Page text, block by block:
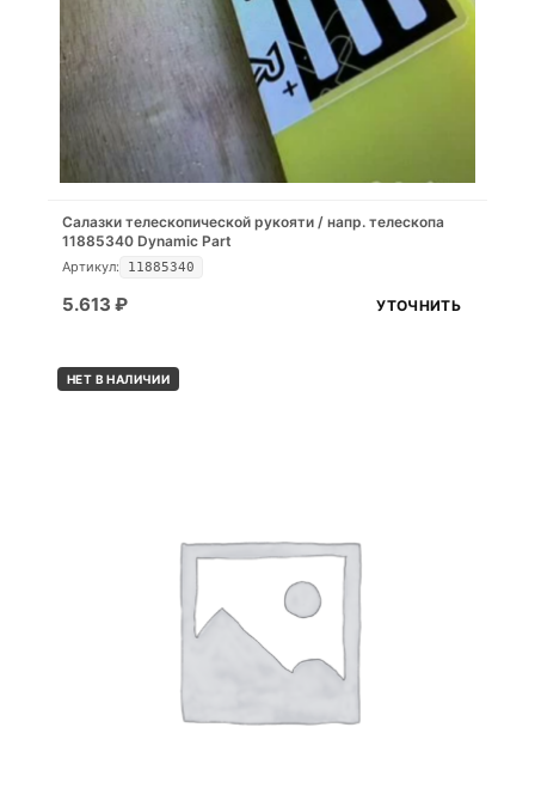
Салазки телескопической рукояти / напр. телескопа
11885340 Dynamic Part
Артикул: 11885340
5.613 ₽ УТОЧНИТЬ
НЕТ В НАЛИЧИИ